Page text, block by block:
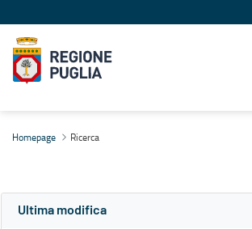
Homepage Ricerca
Ultima modifica